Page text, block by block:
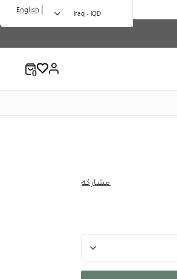
Iraq - IQD
|
English
مشاركة